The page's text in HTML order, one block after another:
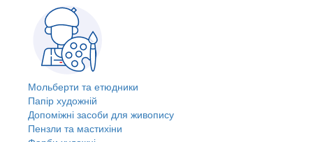
Мольберти та етюдники
Папір художній
Допоміжні засоби для живопису
Пензли та мастихіни